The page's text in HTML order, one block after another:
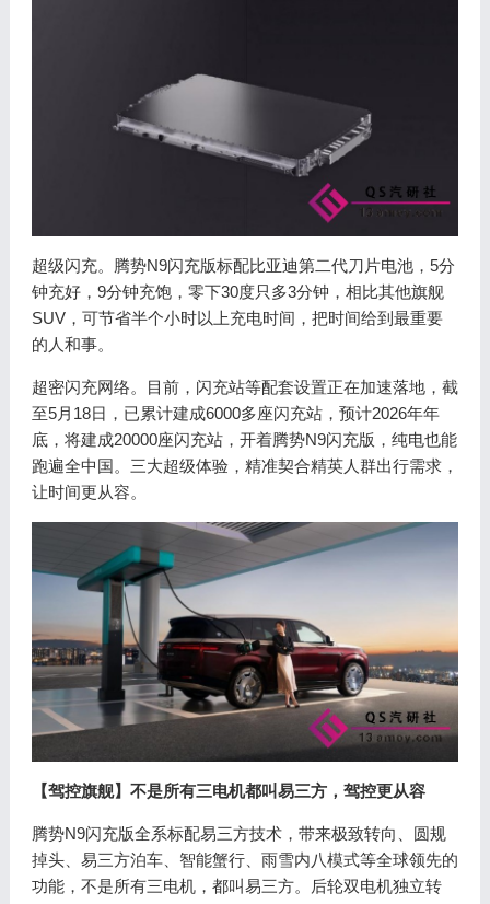
超级闪充。腾势N9闪充版标配比亚迪第二代刀片电池，5分
钟充好，9分钟充饱，零下30度只多3分钟，相比其他旗舰
SUV，可节省半个小时以上充电时间，把时间给到最重要
的人和事。
超密闪充网络。目前，闪充站等配套设置正在加速落地，截
至5月18日，已累计建成6000多座闪充站，预计2026年年
底，将建成20000座闪充站，开着腾势N9闪充版，纯电也能
跑遍全中国。三大超级体验，精准契合精英人群出行需求，
让时间更从容。
【驾控旗舰】不是所有三电机都叫易三方，驾控更从容
腾势N9闪充版全系标配易三方技术，带来极致转向、圆规
掉头、易三方泊车、智能蟹行、雨雪内八模式等全球领先的
功能，不是所有三电机，都叫易三方。后轮双电机独立转